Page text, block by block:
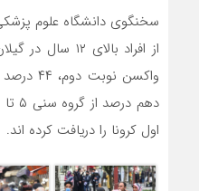
اول کرونا را دریافت کرده اند.